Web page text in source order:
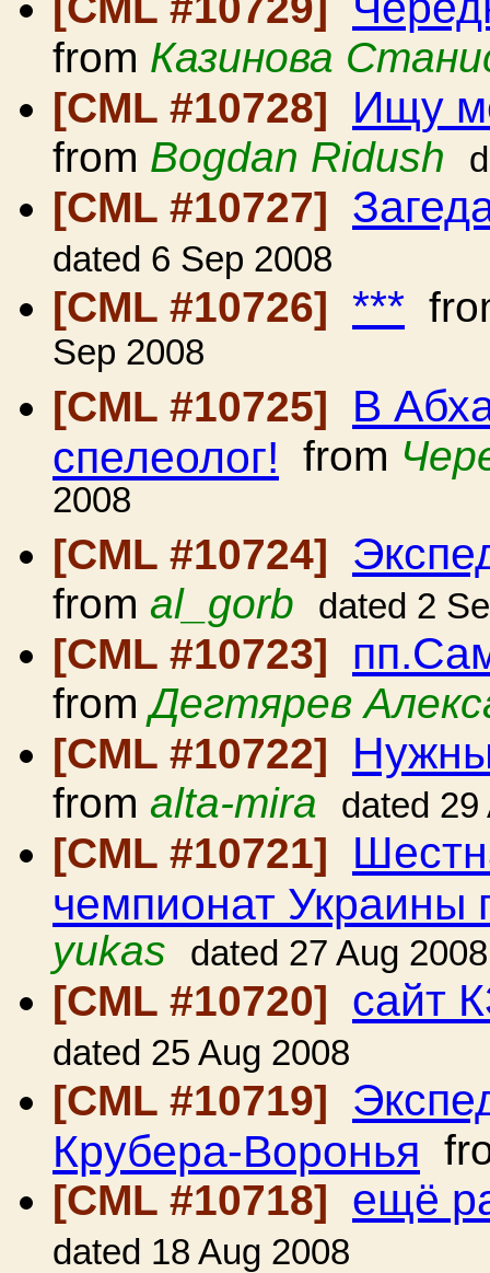
from Казинова
[CML #10728]
Ищу
from Bogdan Ridush
[CML #10727]
dated 6 Sep 2008
[CML #10726] ***
Sep 2008
[CML #10725]
В
спелеолог! from
2008
[CML #10724]
from al_gorb dated 2
[CML #10723]
fromДегтярев
[CML #10722]
from alta-mira dated 29
[CML #10721]
чемпионат Украины
yukas
dated 27 Aug 2008
[CML #10720] сайт
dated 25 Aug 2008
[CML #10719]
Крубера-Воронья
[CML #10718] ещё
dated 18 Aug 2008